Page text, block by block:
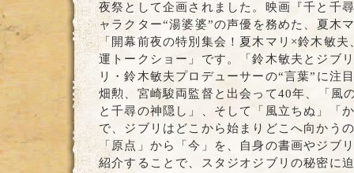
夜祭として企画されました。映画『千と千
ャラクター“湯婆婆”の声優を務めた、夏木
「開幕前夜の特別集会！夏木マリ×鈴木敏
運トークショー」です。「鈴木敏夫とジブ
リ・鈴木敏夫プロデューサーの“言葉”に注
畑勲、宮崎駿両監督と出会って40年、「風
と千尋の神隠し」、そして「風立ちぬ」「
で、ジブリはどこから始まりどこへ向かう
「原点」から「今」を、自身の書画やジブ
紹介することで、スタジオジブリの秘密に